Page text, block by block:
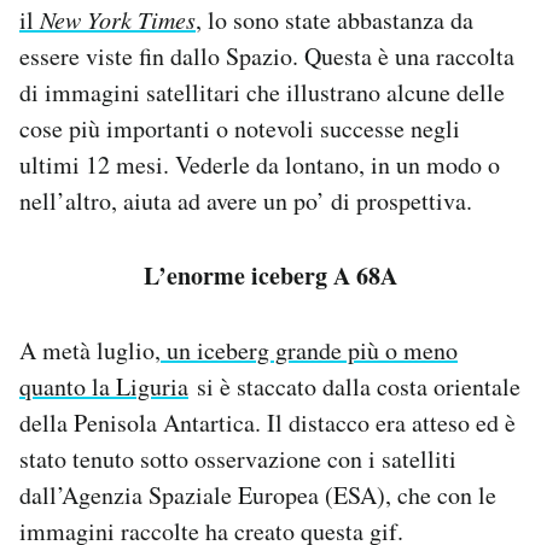
SHOP
AREA PERSONALE
Newsletter
Regala il Post
Hai bisogno di aiuto?
Esci
ilNew York Times, lo sono state abbastanza da
essere viste fin dallo Spazio. Questa è una raccolta
di immagini satellitari che illustrano alcune delle
cose più importanti o notevoli successe negli
ultimi 12 mesi. Vederle da lontano, in un modo o
nell’altro, aiuta ad avere un po’ di prospettiva.
L’enorme iceberg A 68A
A metà luglio, un iceberg grande più o meno
quanto la Liguria si è staccato dalla costa orientale
della Penisola Antartica. Il distacco era atteso ed è
stato tenuto sotto osservazione con i satelliti
dall’Agenzia Spaziale Europea (ESA), che con le
immagini raccolte ha creato questa gif.